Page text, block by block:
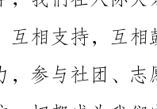
但是，就在我们胸怀激荡、怀揣梦想的时候，我们也要面对